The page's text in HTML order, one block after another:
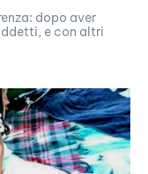
dopo aver
e con altri